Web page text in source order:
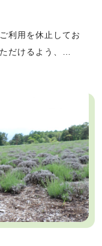
利用を休止してお
だけるよう、…